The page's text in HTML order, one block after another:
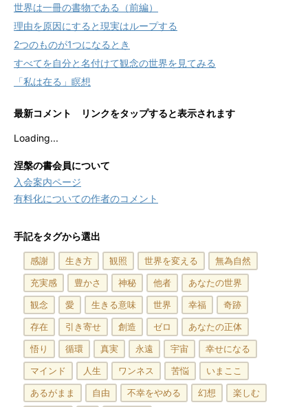
世界は一冊の書物である（前編）
理由を原因にすると現実はループする
2つのものが1つになるとき
すべてを自分と名付けて観念の世界を見てみる
「私は在る」瞑想
最新コメント リンクをタップすると表示されます
Loading...
涅槃の書会員について
入会案内ページ
有料化についての作者のコメント
手記をタグから選出
感謝 生き方 観照 世界を変える
無為自然
充実感
豊かさ 神秘 他者
あなたの世界
観念
愛 生きる意味 世界 幸福
奇跡
存在
引き寄せ 創造 ゼロ
あなたの正体
悟り
循環 真実 永遠 宇宙
幸せになる
マインド
人生 ワンネス 苦悩
いまここ
あるがまま
自由 不幸をやめる 幻想
楽しむ